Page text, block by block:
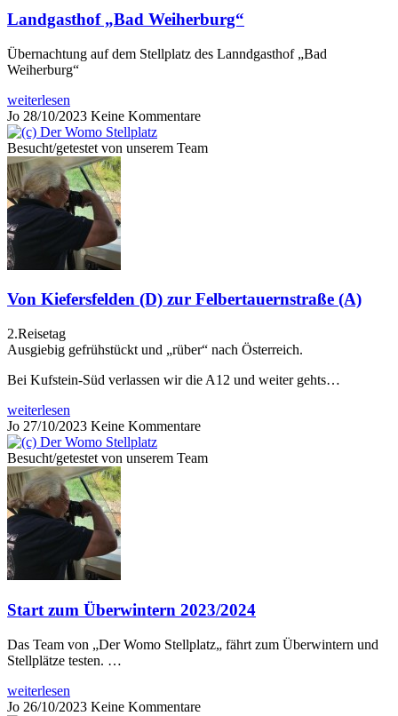
Landgasthof „Bad Weiherburg“
Übernachtung auf dem Stellplatz des Lanndgasthof „Bad
Weiherburg“
weiterlesen
Jo 28/10/2023 Keine Kommentare
Besucht/getestet von unserem Team
Von Kiefersfelden (D) zur Felbertauernstraße (A)
2.Reisetag
Ausgiebig gefrühstückt und „rüber“ nach Österreich.
Bei Kufstein-Süd verlassen wir die A12 und weiter gehts…
weiterlesen
Jo 27/10/2023 Keine Kommentare
Besucht/getestet von unserem Team
Start zum Überwintern 2023/2024
Das Team von „Der Womo Stellplatz„ fährt zum Überwintern und
Stellplätze testen. …
weiterlesen
Jo 26/10/2023 Keine Kommentare